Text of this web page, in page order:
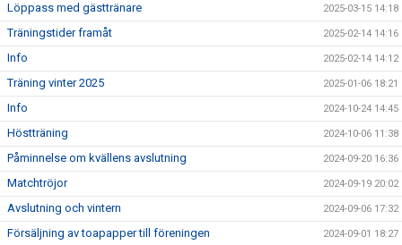
Löppass med gästtränare 2025-03-15 14:18
Träningstider framåt 2025-02-14 14:16
Info 2025-02-14 14:12
Träning vinter 2025 2025-01-06 18:21
Info 2024-10-24 14:45
Höstträning 2024-10-06 11:38
Påminnelse om kvällens avslutning 2024-09-20 16:36
Matchtröjor 2024-09-19 20:02
Avslutning och vintern 2024-09-06 17:32
Försäljning av toapapper till föreningen 2024-09-01 18:27